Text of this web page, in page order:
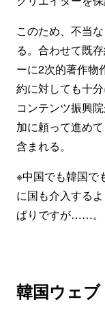
このため、不当
る。合わせて既
ーに2次的著作物
約に対しても十
コンテンツ振興
加に頼って進め
含まれる。
※中国でも韓国で
に国も介入する
ぱりですが……。
韓国ウェ